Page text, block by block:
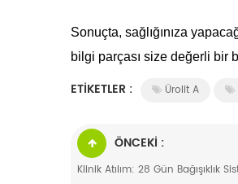
Sonuçta, sağlığınıza
bilgi parçası size değerli bir
ETIKETLER : Ürolit A
ÖNCEKI :
Klinik Atılım: 28 Gün Bağışıklık